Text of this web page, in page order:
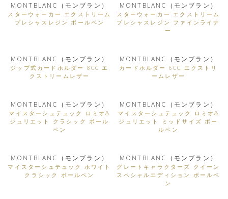
MONTBLANC（モンブラン）
スターウォーカー エクストリーム
プレシャスレジン ボールペン
MONTBLANC（モンブラン）
スターウォーカー エクストリーム
プレシャスレジン ファインライナ
ー
MONTBLANC（モンブラン）
ジップ式カードホルダー 8CC エ
クストリームレザー
MONTBLANC（モンブラン）
カードホルダー 6CC エクストリ
ームレザー
MONTBLANC（モンブラン）
マイスターシュテュック ロミオ&
ジュリエット クラシック ボール
ペン
MONTBLANC（モンブラン）
マイスターシュテュック ロミオ&
ジュリエット ミッドサイズ ボー
ルペン
MONTBLANC（モンブラン）
マイスターシュテュック ホワイト
クラシック ボールペン
MONTBLANC（モンブラン）
グレートキャラクターズ クイーン
スペシャルエディション ボールペ
ン